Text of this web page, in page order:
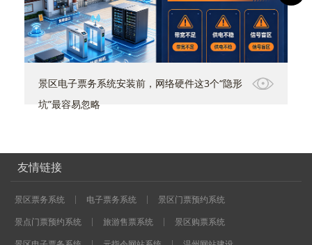
景区电子票务系统安装前，网络硬件这3个“隐形
坑”最容易忽略
友情链接
景区票务系统 电子票务系统
景区门票预约系统
景点门票预约系统
旅游售票系统
景区购票系统